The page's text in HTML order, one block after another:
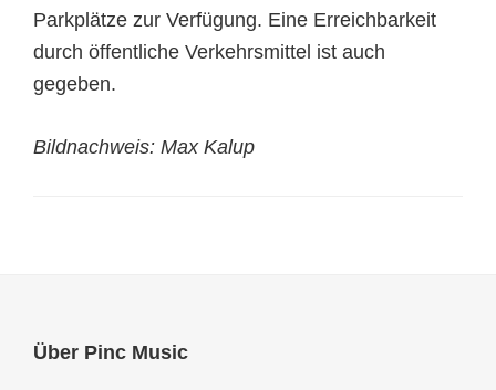
Parkplätze zur Verfügung. Eine Erreichbarkeit
durch öffentliche Verkehrsmittel ist auch
gegeben.
Bildnachweis: Max Kalup
Footer
Über Pinc Music